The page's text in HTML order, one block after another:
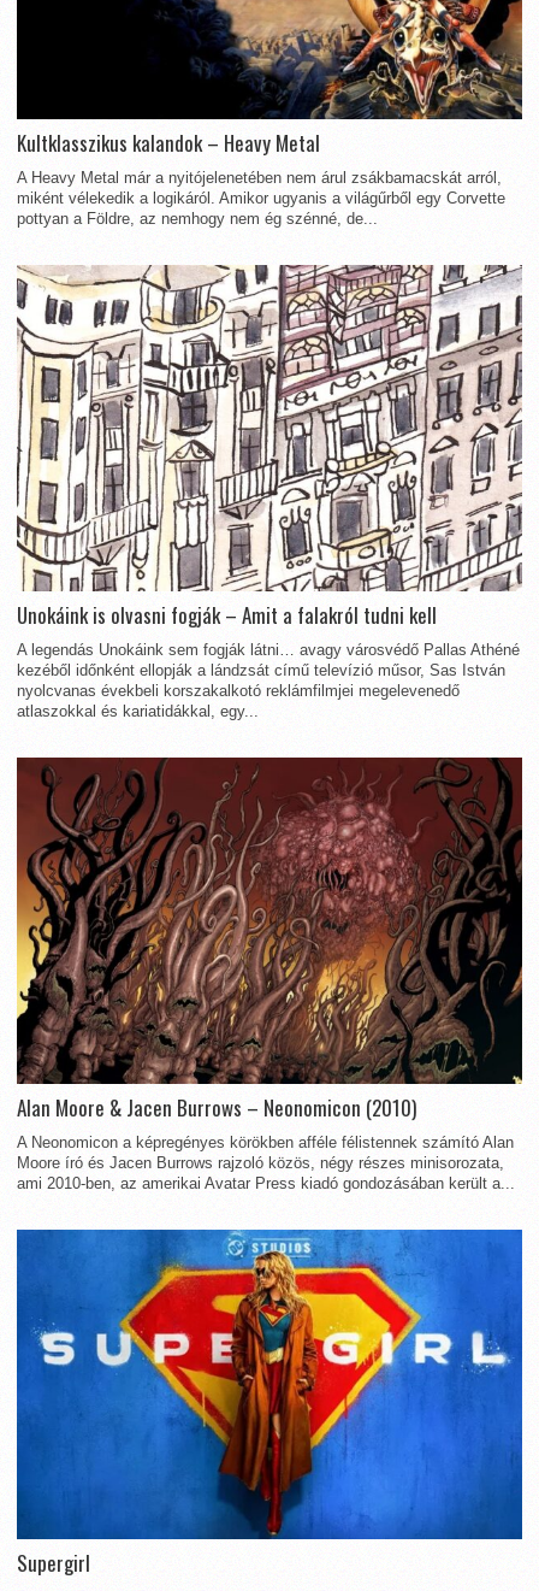
Kultklasszikus kalandok – Heavy Metal
A Heavy Metal már a nyitójelenetében nem árul zsákbamacskát arról,
miként vélekedik a logikáról. Amikor ugyanis a világűrből egy Corvette
pottyan a Földre, az nemhogy nem ég szénné, de...
Unokáink is olvasni fogják – Amit a falakról tudni kell
A legendás Unokáink sem fogják látni… avagy városvédő Pallas Athéné
kezéből időnként ellopják a lándzsát című televízió műsor, Sas István
nyolcvanas évekbeli korszakalkotó reklámfilmjei megelevenedő
atlaszokkal és kariatidákkal, egy...
Alan Moore & Jacen Burrows – Neonomicon (2010)
A Neonomicon a képregényes körökben afféle félistennek számító Alan
Moore író és Jacen Burrows rajzoló közös, négy részes minisorozata,
ami 2010-ben, az amerikai Avatar Press kiadó gondozásában került a...
Supergirl